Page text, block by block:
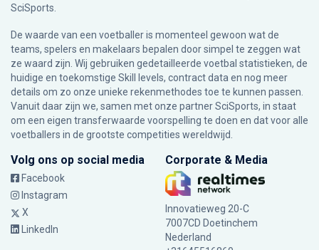
SciSports
De waarde van een voetballer is momenteel gewoon wat de
teams, spelers en makelaars bepalen door simpel te zeggen wat
ze waard zijn. Wij gebruiken gedetailleerde voetbal statistieken, de
huidige en toekomstige Skill levels, contract data en nog meer
details om zo onze unieke rekenmethodes toe te kunnen passen.
Vanuit daar zijn we, samen met onze partner SciSports, in staat
om een eigen transferwaarde voorspelling te doen en dat voor alle
voetballers in de grootste competities wereldwijd.
Volg ons op social media
Facebook
Instagram
X
LinkedIn
Corporate & Media
Innovatieweg 20-C
7007CD Doetinchem
Nederland